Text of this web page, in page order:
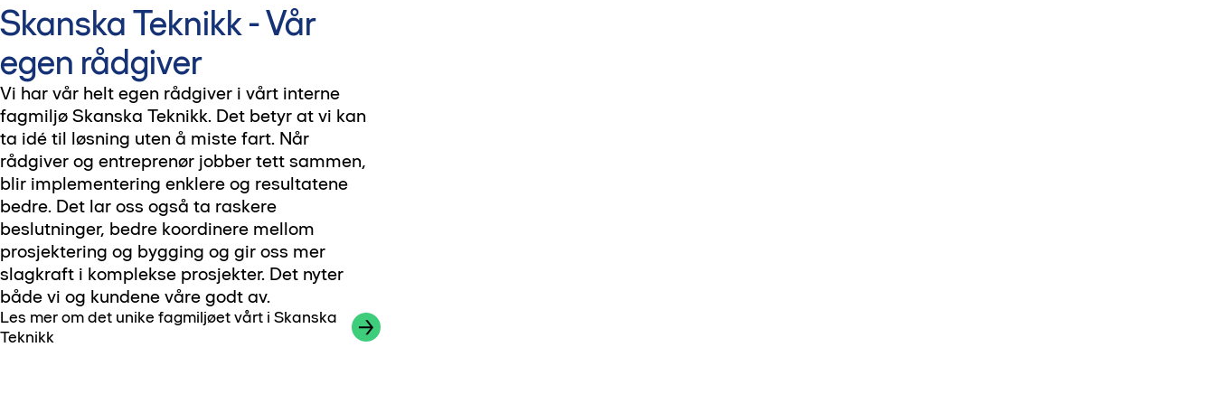
Skanska Teknikk - Vår
egen rådgiver
Vi har vår helt egen rådgiver i vårt interne
fagmiljø Skanska Teknikk. Det betyr at vi kan
ta idé til løsning uten å miste fart. Når
rådgiver og entreprenør jobber tett sammen,
blir implementering enklere og resultatene
bedre. Det lar oss også ta raskere
beslutninger, bedre koordinere mellom
prosjektering og bygging og gir oss mer
slagkraft i komplekse prosjekter. Det nyter
både vi og kundene våre godt av.
Les mer om det unike fagmiljøet vårt i Skanska
Teknikk